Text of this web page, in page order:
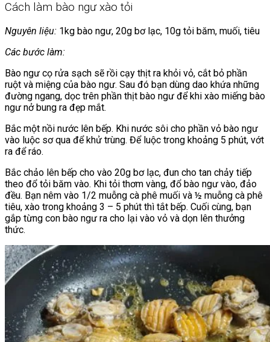
Cách làm bào ngư xào tỏi
Nguyên liệu: 1kg bào ngư, 20g bơ lạc, 10g tỏi băm, muối, tiêu
Các bước làm:
Bào ngư cọ rửa sạch sẽ rồi cạy thịt ra khỏi vỏ, cắt bỏ phần
ruột và miệng của bào ngư. Sau đó bạn dùng dao khứa những
đường ngang, dọc trên phần thịt bào ngư để khi xào miếng bào
ngư nở bung ra đẹp mắt.
Bắc một nồi nước lên bếp. Khi nước sôi cho phần vỏ bào ngư
vào luộc sơ qua để khử trùng. Để luộc trong khoảng 5 phút, vớt
ra để ráo.
Bắc chảo lên bếp cho vào 20g bơ lạc, đun cho tan chảy tiếp
theo đổ tỏi băm vào. Khi tỏi thơm vàng, đổ bào ngư vào, đảo
đều. Bạn nêm vào 1/2 muỗng cà phê muối và ½ muỗng cà phê
tiêu, xào trong khoảng 3 – 5 phút thì tắt bếp. Cuối cùng, bạn
gắp từng con bào ngư ra cho lại vào vỏ và dọn lên thưởng
thức.